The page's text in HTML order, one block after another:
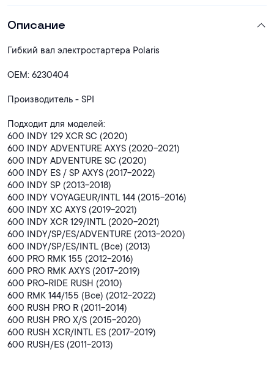
Описание
Гибкий вал электростартера Polaris
OEM: 6230404
Производитель - SPI
Подходит для моделей:
600 INDY 129 XCR SC (2020)
600 INDY ADVENTURE AXYS (2020-2021)
600 INDY ADVENTURE SC (2020)
600 INDY ES / SP AXYS (2017-2022)
600 INDY SP (2013-2018)
600 INDY VOYAGEUR/INTL 144 (2015-2016)
600 INDY XC AXYS (2019-2021)
600 INDY XCR 129/INTL (2020-2021)
600 INDY/SP/ES/ADVENTURE (2013-2020)
600 INDY/SP/ES/INTL (Все) (2013)
600 PRO RMK 155 (2012-2016)
600 PRO RMK AXYS (2017-2019)
600 PRO-RIDE RUSH (2010)
600 RMK 144/155 (Все) (2012-2022)
600 RUSH PRO R (2011-2014)
600 RUSH PRO X/S (2015-2020)
600 RUSH XCR/INTL ES (2017-2019)
600 RUSH/ES (2011-2013)